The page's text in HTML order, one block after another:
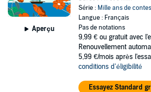
Aperçu
Série : Mille ans de contes
Langue : Français
Pas de notations
9,99 € ou gratuit avec
Renouvellement
5,99 €/mois après
conditions d'éligibilité
Essayez Standard